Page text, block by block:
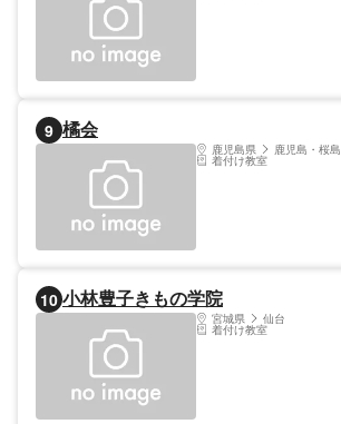
9 橘会
鹿児島県 鹿児島・桜島
着付け教室
10 小林豊子きもの学院
宮城県 仙台
着付け教室